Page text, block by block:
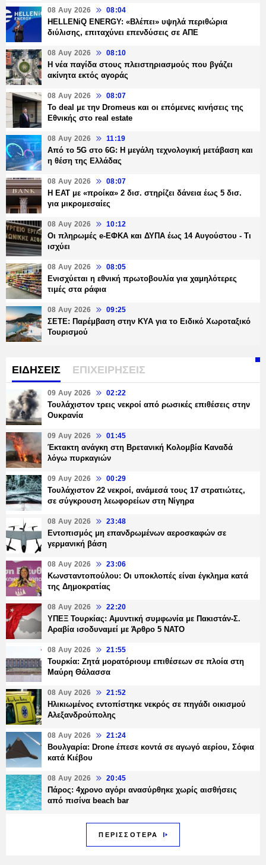
08 Αυγ 2026 08:04
HELLENiQ ENERGY: «Βλέπει» υψηλά περιθώρια
διύλισης, επιταχύνει επενδύσεις σε ΑΠΕ
08 Αυγ 2026 08:10
Η νέα παγίδα στους πλειστηριασμούς που βγάζει
ακίνητα εκτός αγοράς
08 Αυγ 2026 08:07
Το deal με την Dromeus και οι επόμενες κινήσεις της
Εθνικής στο real estate
08 Αυγ 2026 11:19
Από το 5G στο 6G: Η μεγάλη τεχνολογική μετάβαση και
η θέση της Ελλάδας
08 Αυγ 2026 08:07
Η ΕΑΤ με «προίκα» 2 δισ. στηρίζει δάνεια έως 5 δισ.
για μικρομεσαίες
08 Αυγ 2026 10:12
Οι πληρωμές e-ΕΦΚΑ και ΔΥΠΑ έως 14 Αυγούστου - Τι
ισχύει
08 Αυγ 2026 08:05
Ενισχύεται η εθνική πρωτοβουλία για χαμηλότερες
τιμές στα ράφια
08 Αυγ 2026 09:25
ΣΕΤΕ: Παρέμβαση στην ΚΥΑ για το Ειδικό Χωροταξικό
Τουρισμού
ΕΙΔΗΣΕΙΣ ΕΠΙΧΕΙΡΗΣΕΙΣ
09 Αυγ 2026 02:22
Τουλάχιστον τρεις νεκροί από ρωσικές επιθέσεις στην
Ουκρανία
09 Αυγ 2026 01:45
Έκτακτη ανάγκη στη Βρετανική Κολομβία Καναδά
λόγω πυρκαγιών
09 Αυγ 2026 00:29
Τουλάχιστον 22 νεκροί, ανάμεσά τους 17 στρατιώτες,
σε σύγκρουση λεωφορείων στη Νίγηρα
08 Αυγ 2026 23:48
Εντοπισμός μη επανδρωμένων αεροσκαφών σε
γερμανική βάση
08 Αυγ 2026 23:06
Κωνσταντοπούλου: Οι υποκλοπές είναι έγκλημα κατά
της Δημοκρατίας
08 Αυγ 2026 22:20
ΥΠΕΞ Τουρκίας: Αμυντική συμφωνία με Πακιστάν-Σ.
Αραβία ισοδυναμεί με Άρθρο 5 NATO
08 Αυγ 2026 21:55
Τουρκία: Ζητά μορατόριουμ επιθέσεων σε πλοία στη
Μαύρη Θάλασσα
08 Αυγ 2026 21:52
Ηλικιωμένος εντοπίστηκε νεκρός σε πηγάδι οικισμού
Αλεξανδρούπολης
08 Αυγ 2026 21:24
Βουλγαρία: Drone έπεσε κοντά σε αγωγό αερίου, Σόφια
κατά Κιέβου
08 Αυγ 2026 20:45
Πάρος: 4χρονο αγόρι ανασύρθηκε χωρίς αισθήσεις
από πισίνα beach bar
ΠΕΡΙΣΣΟΤΕΡΑ